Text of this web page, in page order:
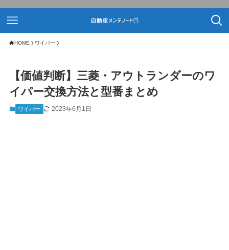
HOME ワイパー
【価値判断】三菱・アウトランダーのワ
イパー交換方法と型番まとめ
ワイパー 2023年6月1日